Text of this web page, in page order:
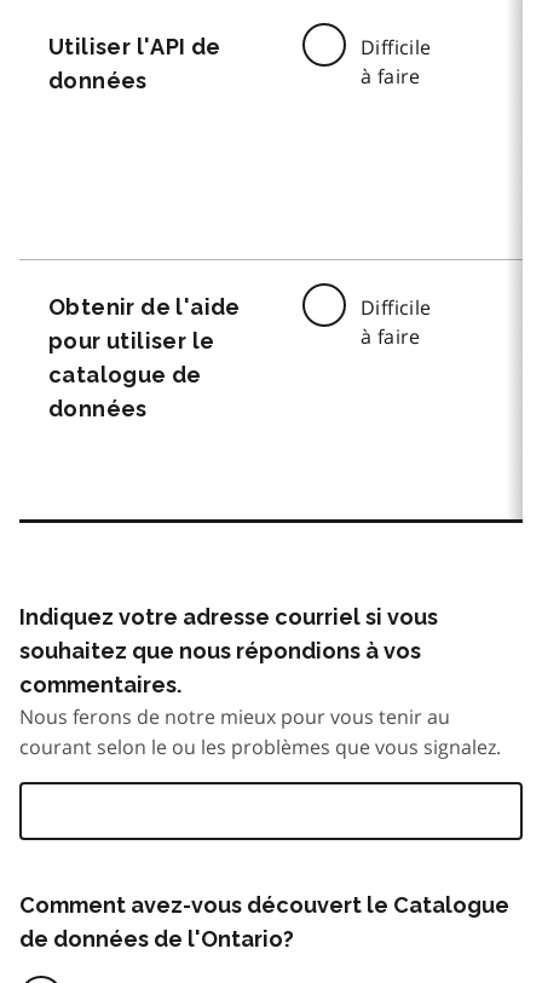
Utiliser l'API de
données
Difficile
à faire
Obtenir de l'aide
pour utiliser le
catalogue de
données
Difficile
à faire
Indiquez votre adresse courriel si vous
souhaitez que nous répondions à vos
commentaires.
Nous ferons de notre mieux pour vous tenir au
courant selon le ou les problèmes que vous signalez.
Comment avez-vous découvert le Catalogue
de données de l'Ontario?